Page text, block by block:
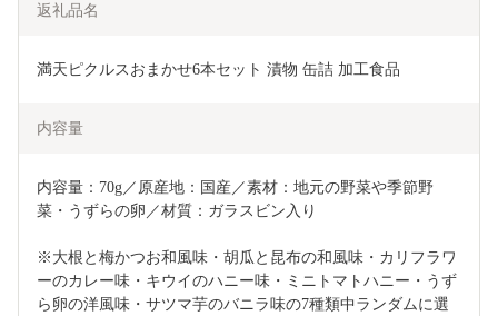
返礼品名
満天ピクルスおまかせ6本セット 漬物 缶詰 加工食品
内容量
内容量：70g／原産地：国産／素材：地元の野菜や季節野
菜・うずらの卵／材質：ガラスビン入り
※大根と梅かつお和風味・胡瓜と昆布の和風味・カリフラワ
ーのカレー味・キウイのハニー味・ミニトマトハニー・うず
ら卵の洋風味・サツマ芋のバニラ味の7種類中ランダムに選